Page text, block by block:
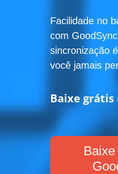
Facilidade no
com
sincronização
você jamais
Baixe grátis